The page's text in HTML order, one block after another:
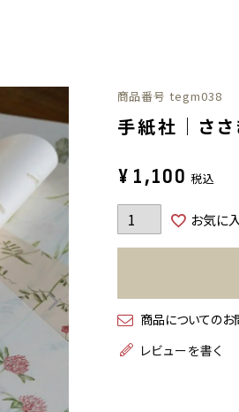
商品番号 tegm038
手紙社｜さ
¥ 1,100 税込
お気に
商品についてのお
レビューを書く